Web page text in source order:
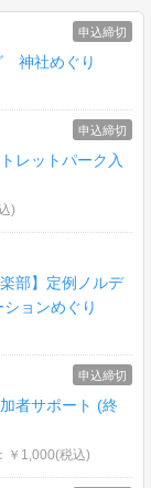
神社めぐり
申込締切
レットパーク入
申込締切
)
部】定例ノルデ
ョンめぐり
者サポート (終
申込締切
￥1,000(税込)